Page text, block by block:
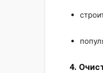
4.